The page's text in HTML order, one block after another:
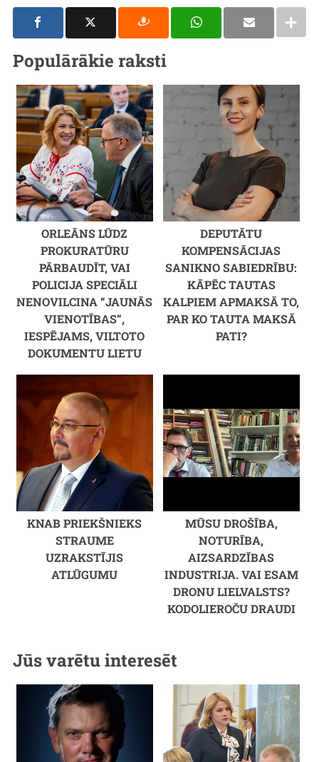
Populārākie raksti
ORLEĀNS LŪDZ
PROKURATŪRU
PĀRBAUDĪT, VAI
POLICIJA SPECIĀLI
NENOVILCINA “JAUNĀS
VIENOTĪBAS”,
IESPĒJAMS, VILTOTO
DOKUMENTU LIETU
DEPUTĀTU
KOMPENSĀCIJAS
SANIKNO SABIEDRĪBU:
KĀPĒC TAUTAS
KALPIEM APMAKSĀ TO,
PAR KO TAUTA MAKSĀ
PATI?
KNAB PRIEKŠNIEKS
STRAUME
UZRAKSTĪJIS
ATLŪGUMU
MŪSU DROŠĪBA,
NOTURĪBA,
AIZSARDZĪBAS
INDUSTRIJA. VAI ESAM
DRONU LIELVALSTS?
KODOLIEROČU DRAUDI
Jūs varētu interesēt